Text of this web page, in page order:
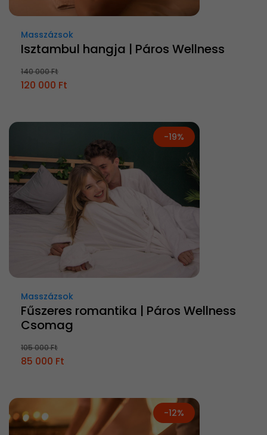
Masszázsok
Isztambul hangja | Páros Wellness
140 000 Ft
120 000 Ft
-19%
Masszázsok
Fűszeres romantika | Páros Wellness
Csomag
105 000 Ft
85 000 Ft
-12%